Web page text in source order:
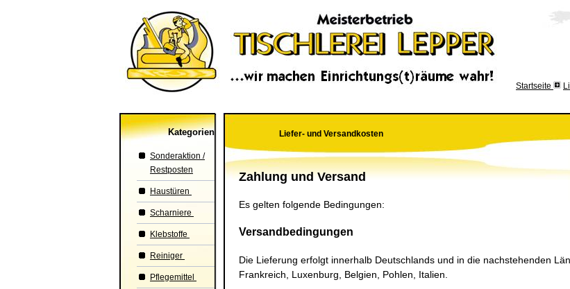
Startseite
Kategorien
Sonderaktion /
Restposten
Haustüren
Scharniere
Klebstoffe
Reiniger
Pflegemittel
Liefer- und Versandkosten
Zahlung und Versand
Es gelten folgende Bedingungen:
Versandbedingungen
Die Lieferung erfolgt innerhalb Deutschlands und in die nachstehenden
Frankreich, Luxenburg, Belgien, Pohlen, Italien.